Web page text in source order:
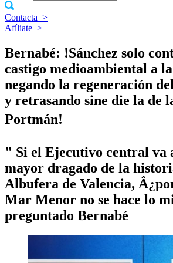
Contacta >
Afíliate >
Bernabé: !Sánchez solo
castigo medioambiental a
negando la regeneración
y retrasando sine die la de
Portmán!
" Si el Ejecutivo central va
mayor dragado de la
Albufera de Valencia,
Mar Menor no se hace lo
preguntado Bernabé